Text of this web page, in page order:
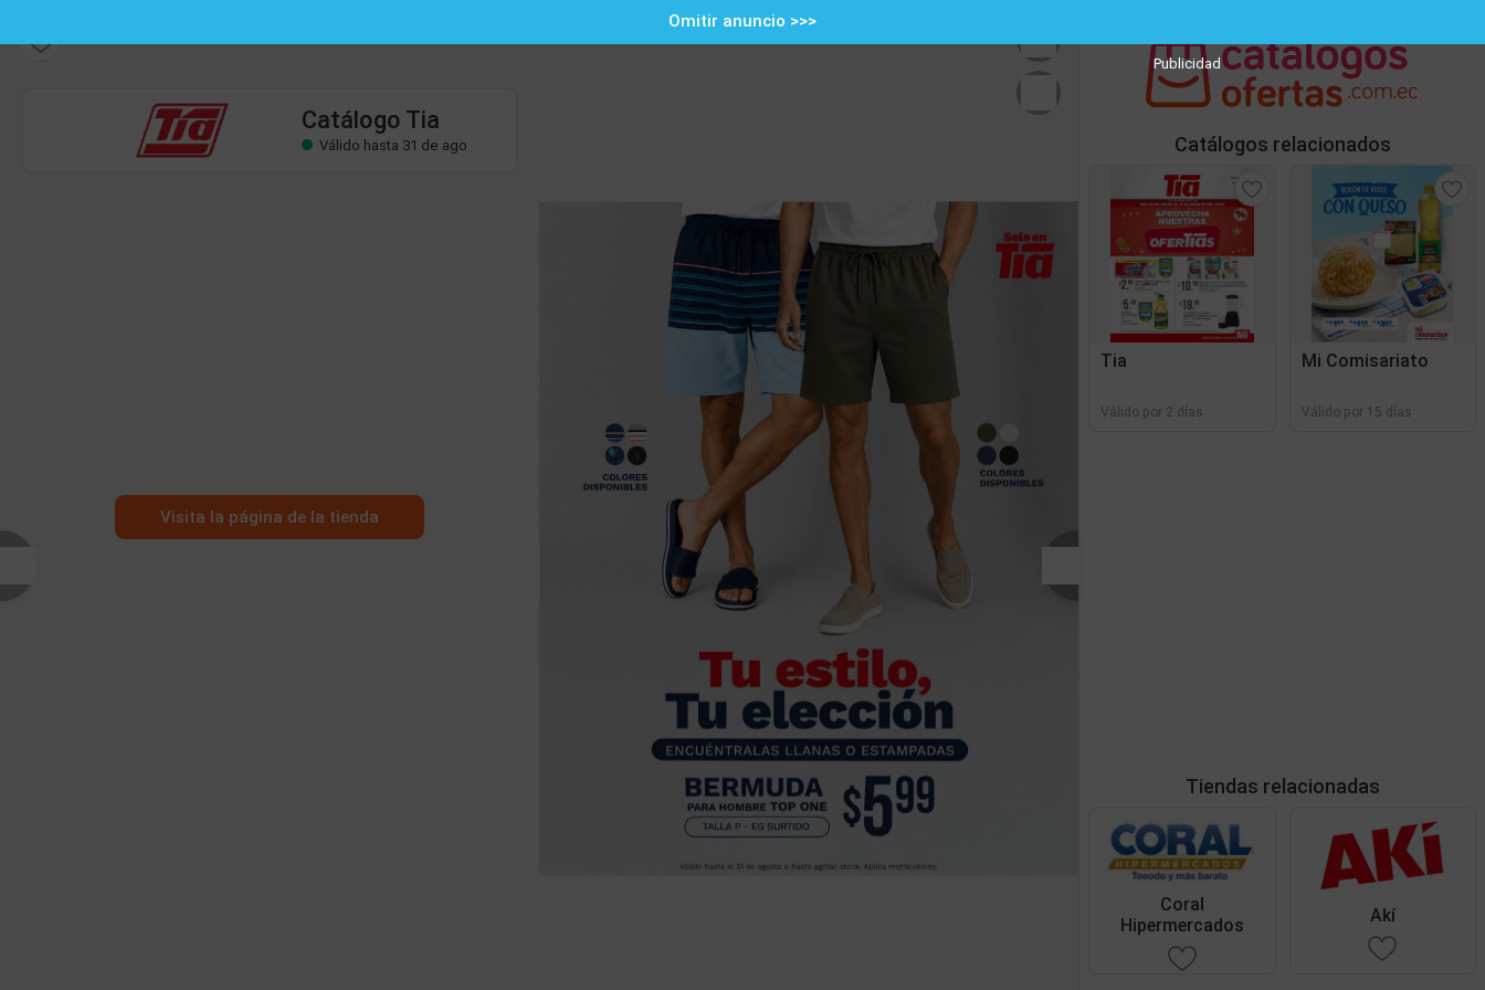
Válido hasta 31 de ago
Publicidad
Omitir anuncio >>>
Catálogo Tia
Válido hasta 31 de ago
Visita la página de la tienda
Catálogos relacionados
Tia
Válido por 2 días
Mi Comisariato
Válido por 15 días
Tiendas relacionadas
Coral
Hipermercados
Akí